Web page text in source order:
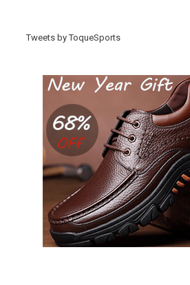
Tweets by ToqueSports